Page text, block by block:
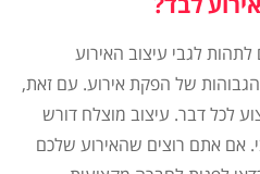
לגבי עיצוב האירוע
של הפקת אירוע. עם זאת,
לכל דבר. עיצוב מוצלח דורש
אם אתם רוצים שהאירוע שלכם